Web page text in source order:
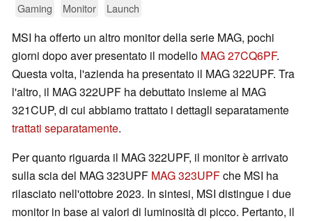
Gaming Monitor Launch
MSI ha offerto un altro monitor della serie MAG, pochi
giorni dopo aver presentato il modello MAG 27CQ6PF.
Questa volta, l'azienda ha presentato il MAG 322UPF. Tra
l'altro, il MAG 322UPF ha debuttato insieme al MAG
321CUP, di cui abbiamo trattato i dettagli separatamente
trattati separatamente.
Per quanto riguarda il MAG 322UPF, il monitor è arrivato
sulla scia del MAG 323UPF MAG 323UPFche MSI ha
rilasciato nell'ottobre 2023. In sintesi, MSI distingue i due
monitor in base ai valori di luminosità di picco. Pertanto, il